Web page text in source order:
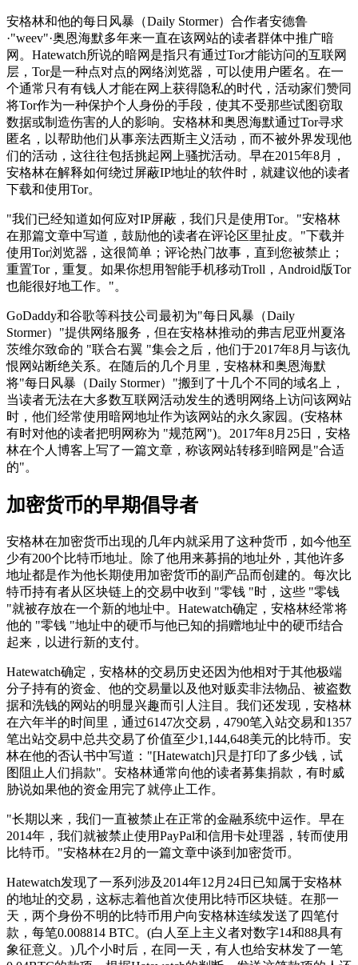
安格林和他的每日风暴（Daily Stormer）合作者安德鲁
·"weev"·奥恩海默多年来一直在该网站的读者群体中推广暗
网。Hatewatch所说的暗网是指只有通过Tor才能访问的互联网
层，Tor是一种点对点的网络浏览器，可以使用户匿名。在一
个通常只有有钱人才能在网上获得隐私的时代，活动家们赞同
将Tor作为一种保护个人身份的手段，使其不受那些试图窃取
数据或制造伤害的人的影响。安格林和奥恩海默通过Tor寻求
匿名，以帮助他们从事亲法西斯主义活动，而不被外界发现他
们的活动，这往往包括挑起网上骚扰活动。早在2015年8月，
安格林在解释如何绕过屏蔽IP地址的软件时，就建议他的读者
下载和使用Tor。
"我们已经知道如何应对IP屏蔽，我们只是使用Tor。"安格林
在那篇文章中写道，鼓励他的读者在评论区里扯皮。"下载并
使用Tor浏览器，这很简单；评论热门故事，直到您被禁止；
重置Tor，重复。如果你想用智能手机移动Troll，Android版Tor
也能很好地工作。"。
GoDaddy和谷歌等科技公司最初为"每日风暴（Daily
Stormer）"提供网络服务，但在安格林推动的弗吉尼亚州夏洛
茨维尔致命的 "联合右翼 "集会之后，他们于2017年8月与该仇
恨网站断绝关系。在随后的几个月里，安格林和奥恩海默
将"每日风暴（Daily Stormer）"搬到了十几个不同的域名上，
当读者无法在大多数互联网活动发生的透明网络上访问该网站
时，他们经常使用暗网地址作为该网站的永久家园。(安格林
有时对他的读者把明网称为 "规范网")。2017年8月25日，安格
林在个人博客上写了一篇文章，称该网站转移到暗网是"合适
的"。
加密货币的早期倡导者
安格林在加密货币出现的几年内就采用了这种货币，如今他至
少有200个比特币地址。除了他用来募捐的地址外，其他许多
地址都是作为他长期使用加密货币的副产品而创建的。每次比
特币持有者从区块链上的交易中收到 "零钱 "时，这些 "零钱
"就被存放在一个新的地址中。Hatewatch确定，安格林经常将
他的 "零钱 "地址中的硬币与他已知的捐赠地址中的硬币结合
起来，以进行新的支付。
Hatewatch确定，安格林的交易历史还因为他相对于其他极端
分子持有的资金、他的交易量以及他对贩卖非法物品、被盗数
据和洗钱的网站的明显兴趣而引人注目。我们还发现，安格林
在六年半的时间里，通过6147次交易，4790笔入站交易和1357
笔出站交易中总共交易了价值至少1,144,648美元的比特币。安
林在他的否认书中写道："[Hatewatch]只是打印了多少钱，试
图阻止人们捐款"。安格林通常向他的读者募集捐款，有时威
胁说如果他的资金用完了就停止工作。
"长期以来，我们一直被禁止在正常的金融系统中运作。早在
2014年，我们就被禁止使用PayPal和信用卡处理器，转而使用
比特币。"安格林在2月的一篇文章中谈到加密货币。
Hatewatch发现了一系列涉及2014年12月24日已知属于安格林
的地址的交易，这标志着他首次使用比特币区块链。在那一
天，两个身份不明的比特币用户向安格林连续发送了四笔付
款，每笔0.008814 BTC。(白人至上主义者对数字14和88具有
象征意义。)几个小时后，在同一天，有人也给安林发了一笔